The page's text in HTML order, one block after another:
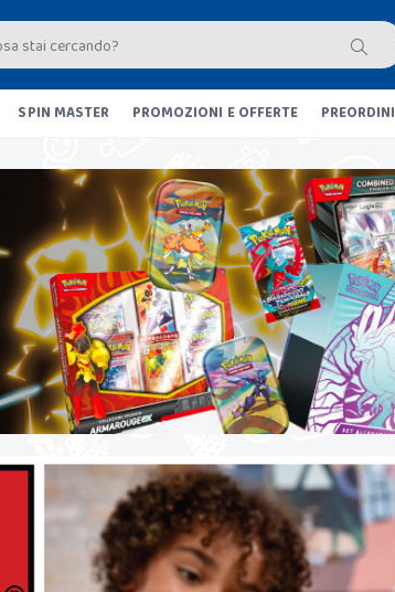
SPIN MASTER PROMOZIONI E OFFERTE PREORDINI